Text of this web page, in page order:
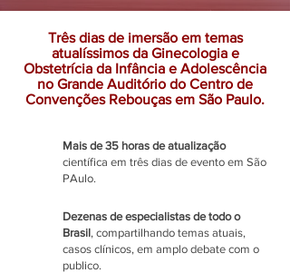
Três dias de imersão em temas
atualíssimos da Ginecologia e
Obstetrícia da Infância e Adolescência
no Grande Auditório do Centro de
Convenções Rebouças em São Paulo.
Mais de 35 horas de atualização
científica em três dias de evento em São
PAulo.
Dezenas de especialistas de todo o
Brasil, compartilhando temas atuais,
casos clínicos, em amplo debate com o
publico.